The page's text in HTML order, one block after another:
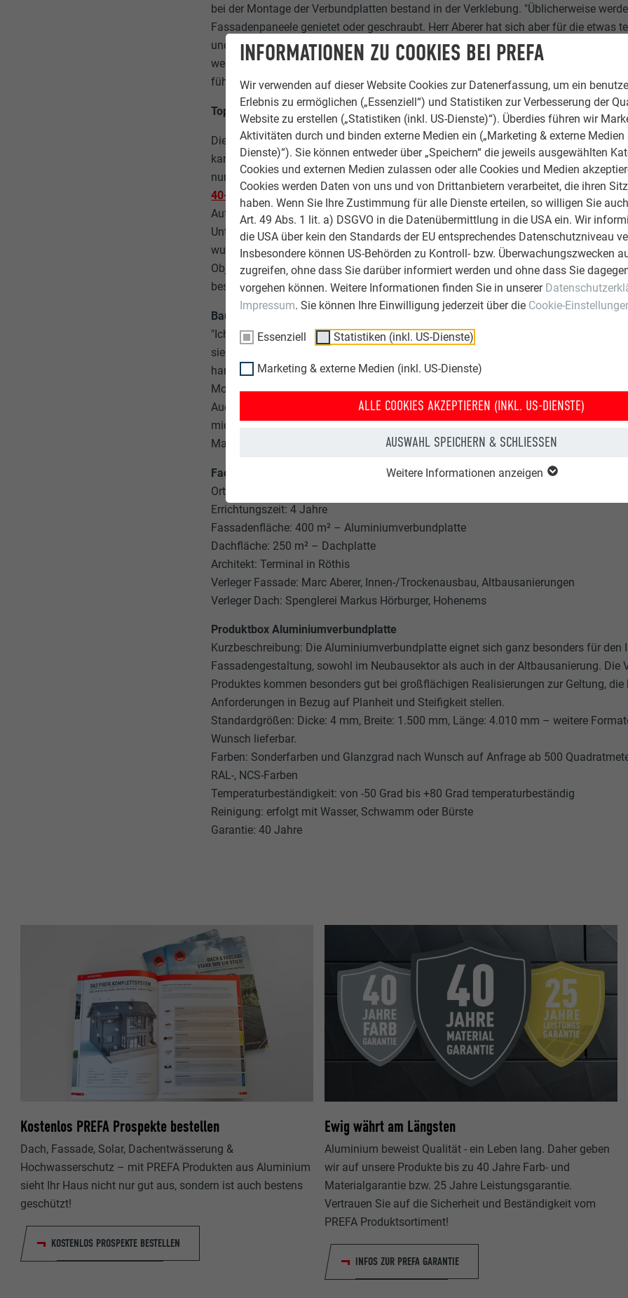
INFORMATIONEN ZU COOKIES BEI PREFA
Wir verwenden auf dieser Website Cookies zur Datenerfassung, um ein
Erlebnis zu ermöglichen („Essenziell“) und Statistiken zur Verbesserung der
Website zu erstellen („Statistiken (inkl. US-Dienste)“). Überdies führen wir
Aktivitäten durch und binden externe Medien ein („Marketing & externe Medien
Dienste)“). Sie können entweder über „Speichern“ die jeweils ausgewählten
Cookies und externen Medien zulassen oder alle Cookies und Medien
Cookies werden Daten von uns und von Drittanbietern verarbeitet, die ihren
haben. Wenn Sie Ihre Zustimmung für alle Dienste erteilen, so willigen Sie
Art. 49 Abs. 1 lit. a) DSGVO in die Datenübermittlung in die USA ein. Wir
die USA über kein den Standards der EU entsprechendes Datenschutzniveau
Insbesondere können US-Behörden zu Kontroll- bzw. Überwachungszwecken
zugreifen, ohne dass Sie darüber informiert werden und ohne dass Sie
vorgehen können. Weitere Informationen finden Sie in unserer
Impressum. Sie können Ihre Einwilligung jederzeit über die Cookie-
Essenziell Statistiken (inkl. US-Dienste)
Marketing & externe Medien (inkl. US-Dienste)
ALLE COOKIES AKZEPTIEREN (INKL. US-DIENSTE)
AUSWAHL SPEICHERN & SCHLIESSEN
Weitere Informationen anzeigen
bei der Montage der Verbundplatten bestand in der Verklebung. "Üblicherweise
Fassadenpaneele genietet oder geschraubt. Herr Aberer hat sich aber für die etwas
und somit die "unsichtbare" Befestigung – die immer mehr kommt – entschieden.
weitaus schönste, da man weder Schrauben noch Nieten sieht. Das Endprodukt
führt Kronthaler weiter aus.
Top-Seller am Dach
Die 250 Quadratmeter große Dachfläche wurde ebenfalls mit einem PREFA-Produkt
kam mit der klassischen Dachplatte einer der Top-Seller unter den Kleinformaten.
nur 2,3 kg/m2 zählt die Platte zu denleichtesten aber auch stabilsten
40-jährige Garantiedeckt mögliche Schäden durch natürliche Umwelteinflüsse – wie
Auffrieren – ab. Die Dachplatte bei dem Einfamilienhaus in Hohenems, die auf eine
Unterkonstruktion montiert wurde, mit der Farbe Anthrazit stucco durch seine
wurde von der Spenglerei Markus Hörburger verlegt. "Wir sind stolz auf die perfekte
Objektes, das mit Dach, Dachentwässerung und Fassade ein PREFA-
beschließt Harald Kronthaler.
Bauherren-Empfehlung:
"Ich habe mich bei der Wahl derDach-undFassadenmaterialien
sie einerseits optisch sehr ansprechend sind und es sich andererseits um ein gut
handelt. Gerade bei der Verlegung der Fassadenplatten war beeindruckend, wie leicht
Montage wurde von zwei meiner Arbeitern erledigt, üblicherweise braucht man
Auch die Biegung der Ecken, wodurch man keine Schnittkanten sieht, war für mich
mich das Wichtigste: Die Optik und das Erscheinungsbild wurden nach meinen
Marc Aberer, Innen-/Trockenausbau, Altbausanierungen
Factbox Einfamilienhaus
Ort: Hohenems, Vorarlberg
Errichtungszeit: 4 Jahre
Fassadenfläche: 400 m² – Aluminiumverbundplatte
Dachfläche: 250 m² – Dachplatte
Architekt: Terminal in Röthis
Verleger Fassade: Marc Aberer, Innen-/Trockenausbau, Altbausanierungen
Verleger Dach: Spenglerei Markus Hörburger, Hohenems
Produktbox Aluminiumverbundplatte
Kurzbeschreibung: Die Aluminiumverbundplatte eignet sich ganz besonders für den
Fassadengestaltung, sowohl im Neubausektor als auch in der Altbausanierung. Die
Produktes kommen besonders gut bei großflächigen Realisierungen zur Geltung, die
Anforderungen in Bezug auf Planheit und Steifigkeit stellen.
Standardgrößen: Dicke: 4 mm, Breite: 1.500 mm, Länge: 4.010 mm – weitere
Wunsch lieferbar.
Farben: Sonderfarben und Glanzgrad nach Wunsch auf Anfrage ab 500
RAL-, NCS-Farben
Temperaturbeständigkeit: von -50 Grad bis +80 Grad temperaturbeständig
Reinigung: erfolgt mit Wasser, Schwamm oder Bürste
Garantie: 40 Jahre
Kostenlos PREFA Prospekte bestellen
Dach, Fassade, Solar, Dachentwässerung &
Hochwasserschutz – mit PREFA Produkten aus Aluminium
sieht Ihr Haus nicht nur gut aus, sondern ist auch bestens
geschützt!
KOSTENLOS PROSPEKTE BESTELLEN
Ewig währt am Längsten
Aluminium beweist Qualität - ein Leben lang. Daher geben
wir auf unsere Produkte bis zu 40 Jahre Farb- und
Materialgarantie bzw. 25 Jahre Leistungsgarantie.
Vertrauen Sie auf die Sicherheit und Beständigkeit vom
PREFA Produktsortiment!
INFOS ZUR PREFA GARANTIE